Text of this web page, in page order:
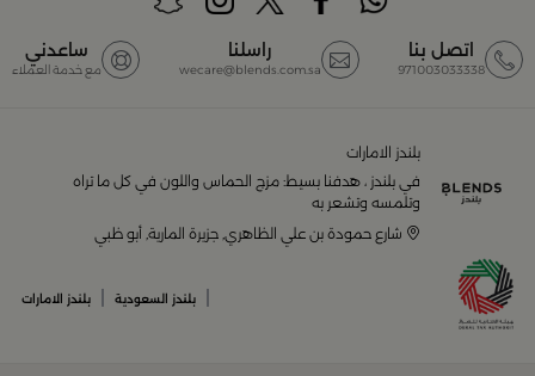
أفضل المنتجات والتصاميم في السعودية
منزلك وإضفاء لمسات أناقة. ستجد لدينا كل ما ترغب به من:
أواني تقديم فاخرة وأطقم مائدة راقية
أدوات القهوة والشاي الفريدة
قطع ديكور منزلية تضفي لمسة فنية
اتصل بنا
971003033338
راسلنا
wecare@blends.com.sa
ساعدني
مع خدمة العملاء
بلندز الامارات
في بلندز ، هدفنا بسيط: مزج الحماس واللون في كل ما تراه
وتلمسه وتشعر به
شارع حمودة بن علي الظاهري, جزيرة المارية, أبو ظبي
بلندز السعودية بلندز الامارات